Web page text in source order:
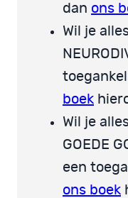
dan ons
Wil je
boek
Wil je
GOEDE
een
ons boek